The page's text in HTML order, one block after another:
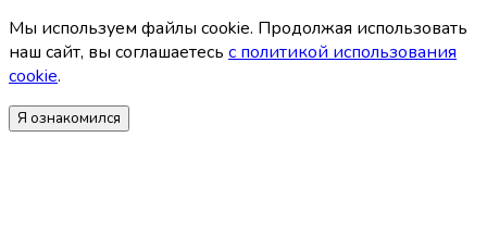
Мы используем файлы coоkie. Продолжая использовать
наш сайт, вы соглашаетесь с политикой использования
coоkie.